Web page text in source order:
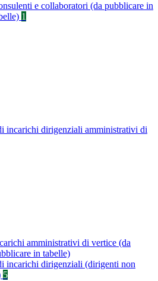
e collaboratori (da pubblicare in
1
incarichi dirigenziali amministrativi di
amministrativi di vertice (da
in tabelle)
incarichi dirigenziali (dirigenti non
5